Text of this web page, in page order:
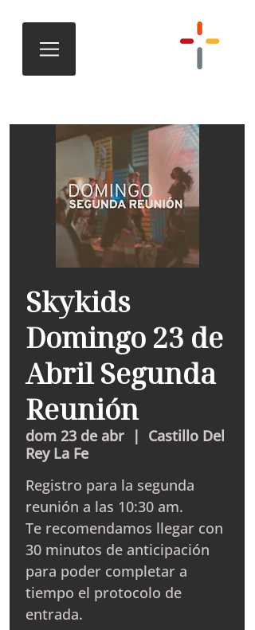
Skykids
Domingo 23 de
Abril Segunda
Reunión
dom 23 de abr
  |
Castillo Del
Rey La Fe
Registro para la segunda
reunión a las 10:30 am.
Te recomendamos llegar con
30 minutos de anticipación
para poder completar a
tiempo el protocolo de
entrada.